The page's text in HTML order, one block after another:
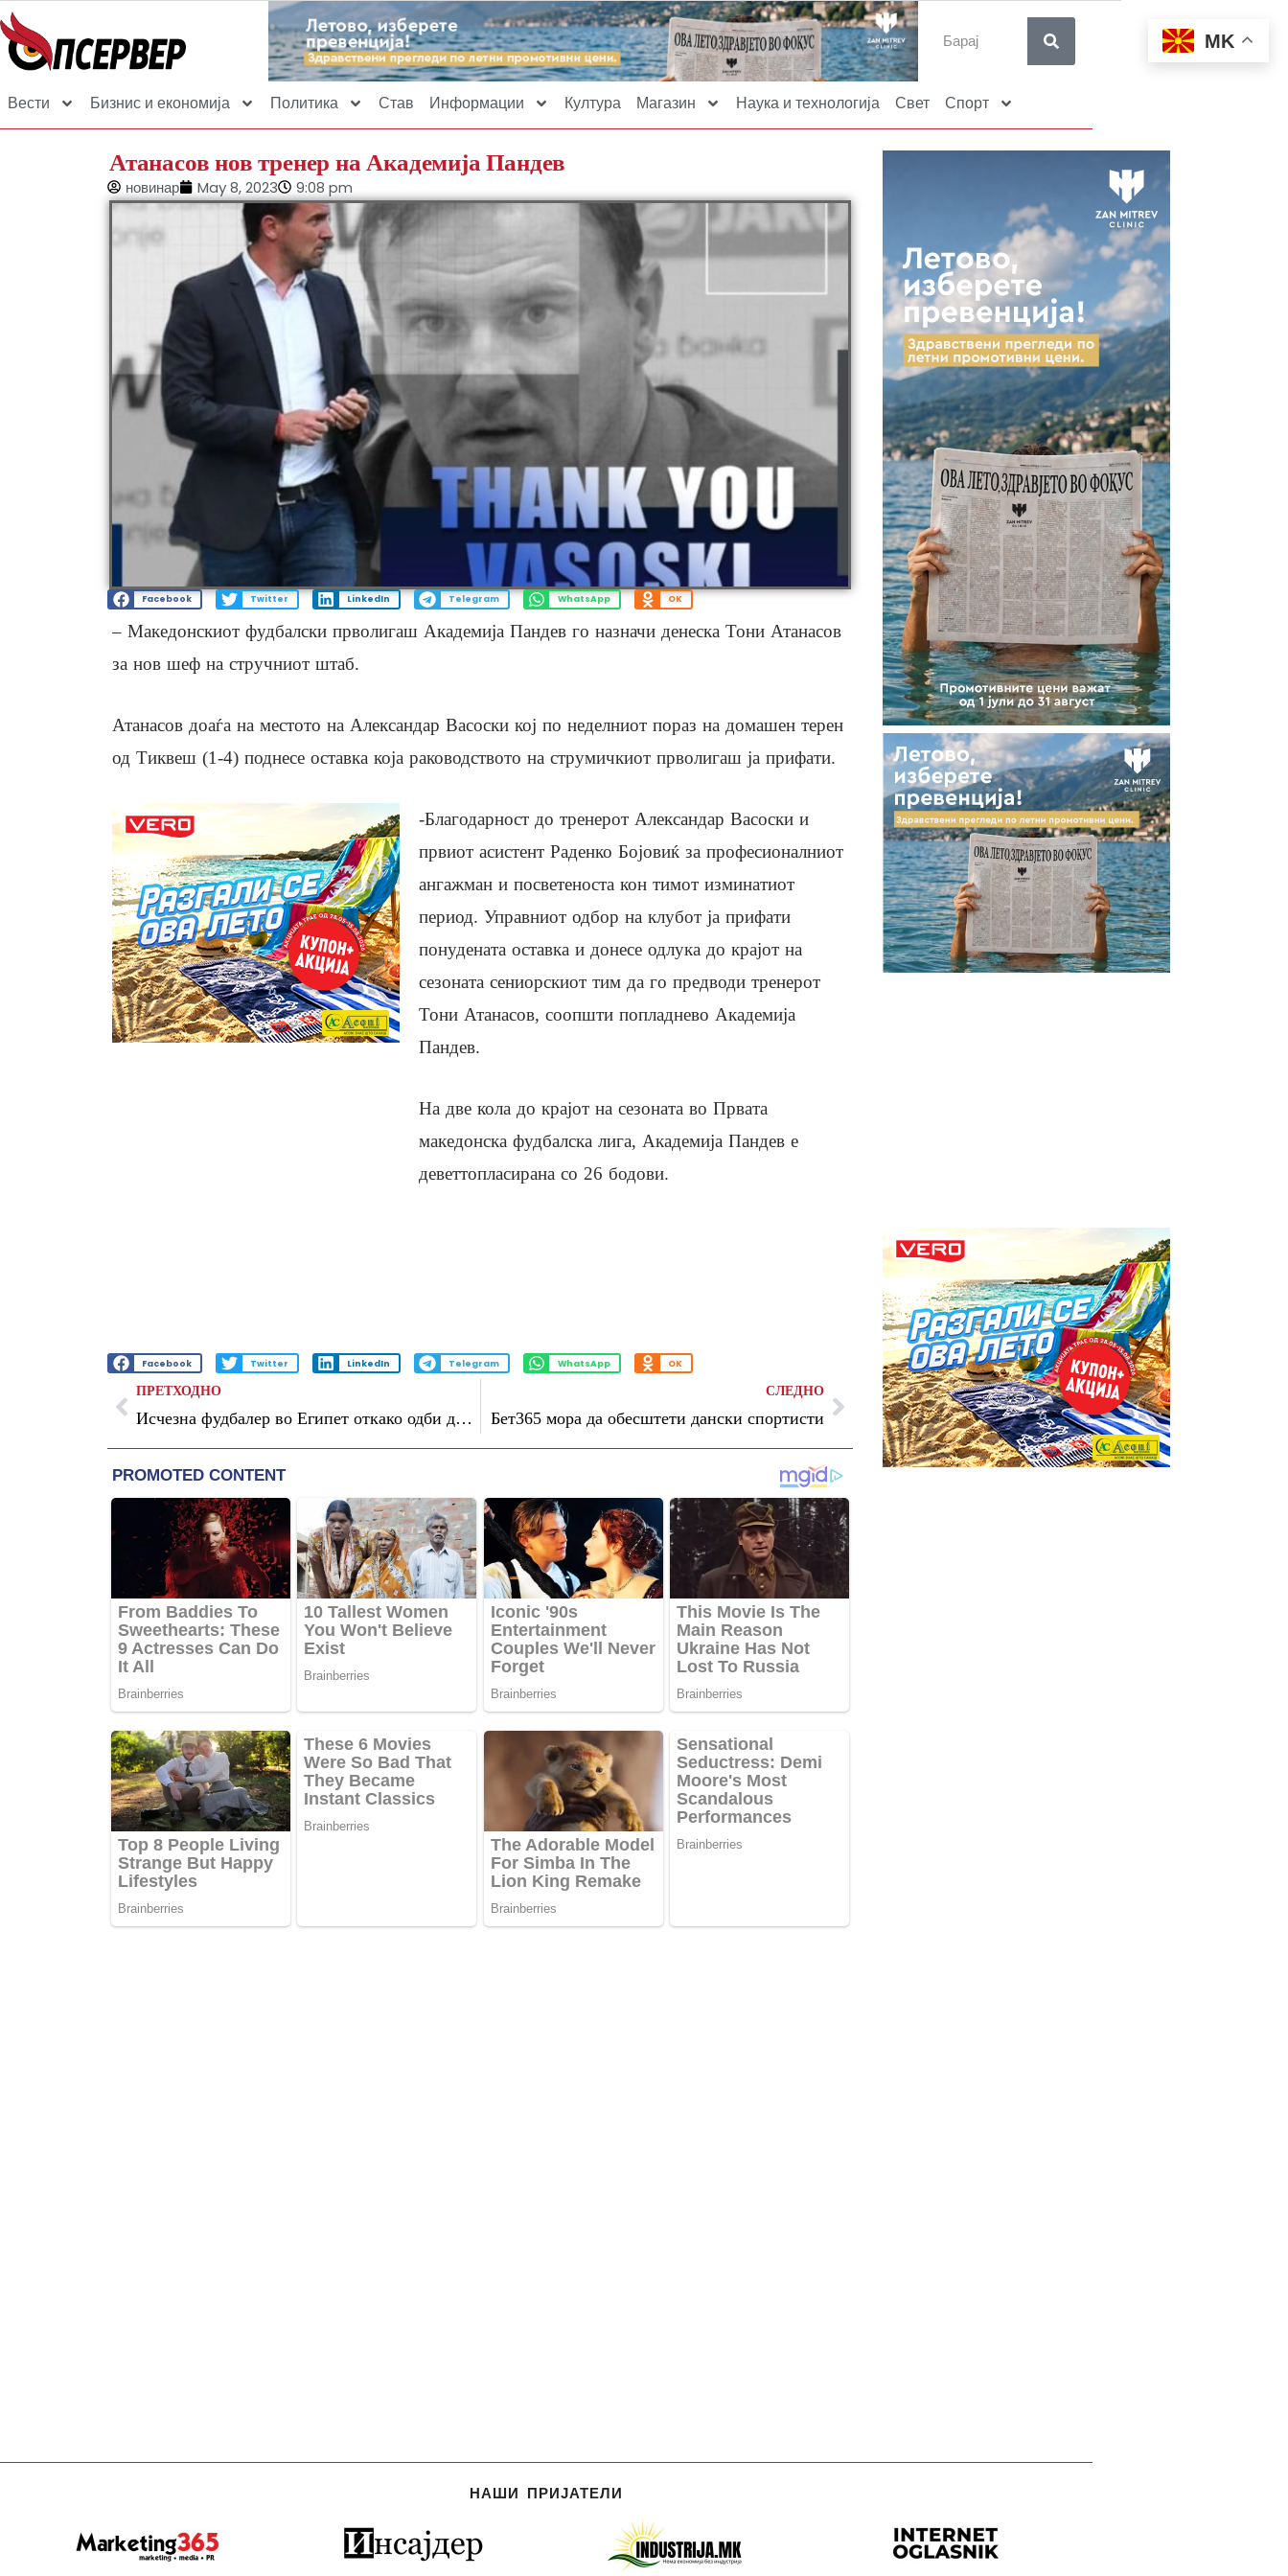
Вести Бизнис и економија Политика Став Информации Култура Магазин Наука и технологија Свет Спорт
Атанасов нов тренер на Академија Пандев
новинар May 8, 2023 9:08 pm
Facebook Twitter LinkedIn Telegram WhatsApp OK
– Македонскиот фудбалски прволигаш Академија Пандев го назначи денеска Тони Атанасов
за нов шеф на стручниот штаб.
Атанасов доаѓа на местото на Александар Васоски кој по неделниот пораз на домашен терен
од Тиквеш (1-4) поднесе оставка која раководството на струмичкиот прволигаш ја прифати.
-Благодарност до тренерот Александар Васоски и
првиот асистент Раденко Бојовиќ за професионалниот
ангажман и посветеноста кон тимот изминатиот
период. Управниот одбор на клубот ја прифати
понудената оставка и донесе одлука до крајот на
сезоната сениорскиот тим да го предводи тренерот
Тони Атанасов, соопшти попладнево Академија
Пандев.
На две кола до крајот на сезоната во Првата
македонска фудбалска лига, Академија Пандев е
деветтопласирана со 26 бодови.
Facebook Twitter LinkedIn Telegram WhatsApp OK
ПРЕТХОДНО
Исчезна фудбалер во Египет откако одби да влезе како резерва
СЛЕДНО
Бет365 мора да обесштети дански спортисти
НАШИ ПРИЈАТЕЛИ
MK